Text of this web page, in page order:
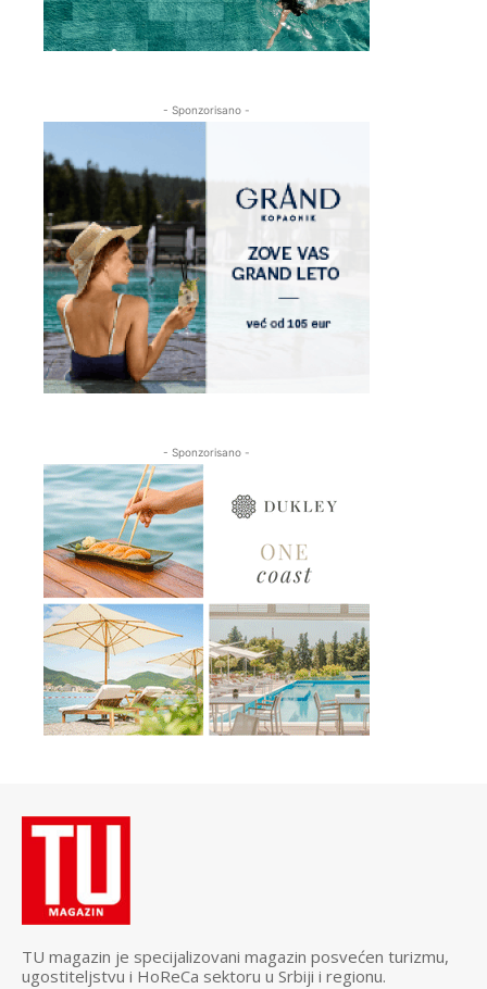
- Sponzorisano -
- Sponzorisano -
TU magazin je specijalizovani magazin posvećen turizmu,
ugostiteljstvu i HoReCa sektoru u Srbiji i regionu.